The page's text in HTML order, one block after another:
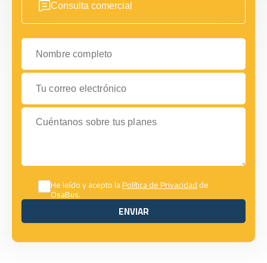
Consulta comercial
Nombre completo
Tu correo electrónico
Cuéntanos sobre tus planes
He leído y acepto laPolítica de Privacidadde
OsaBus.
ENVIAR
ENVIAR